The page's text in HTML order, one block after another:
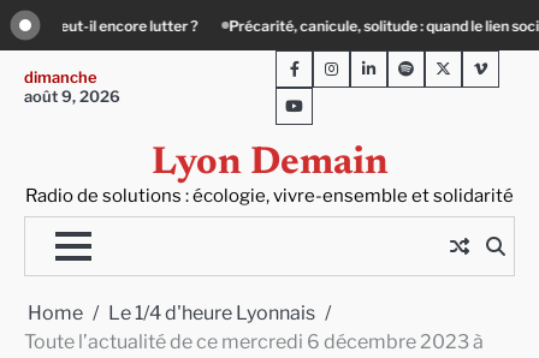
Skip
to
content
solitude : quand le lien social devient essentiel Le Teil Villeurbanne :
dimanche
août 9, 2026
Lyon Demain
Radio de solutions : écologie, vivre-ensemble et solidarité
FacebookInstagram
LinkedInSpotifyTwitterViméo
Youtube
Home
Le 1/4 d'heure Lyonnais
Toute l’actualité de ce mercredi 6 décembre 2023 à